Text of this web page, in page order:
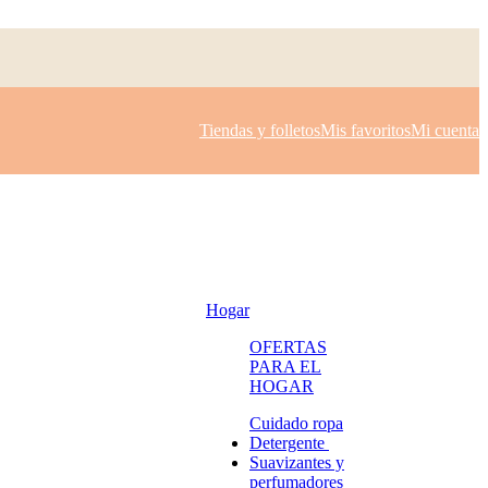
Tiendas y folletosMis favoritosMi cuenta
Hogar
OFERTAS
PARA EL
HOGAR
Cuidado ropa
Detergente
Suavizantes y
perfumadores